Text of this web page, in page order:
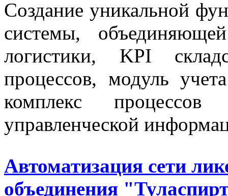
Создание уникальной
системы,
логистики, KPI
процессов, модуль
комплекс
управленческой
Автоматизация сети
объединения